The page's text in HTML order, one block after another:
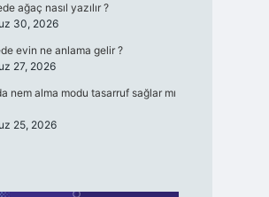
ağaç nasıl yazılır ?
30, 2026
evin ne anlama gelir ?
27, 2026
nem alma modu tasarruf sağlar mı
25, 2026